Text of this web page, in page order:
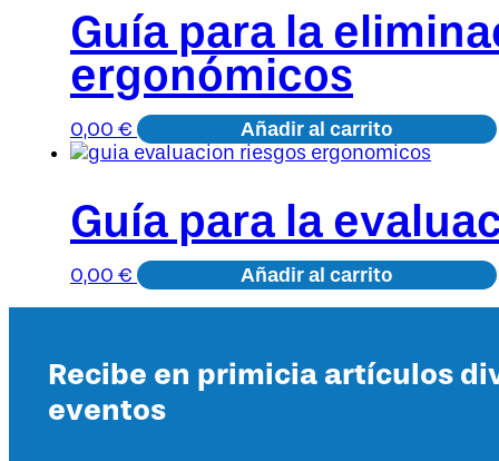
Guía para la
ergonómicos
0,00 € Añadir al carrito
Guía para la
0,00 € Añadir al carrito
Recibe en primicia artículos
eventos